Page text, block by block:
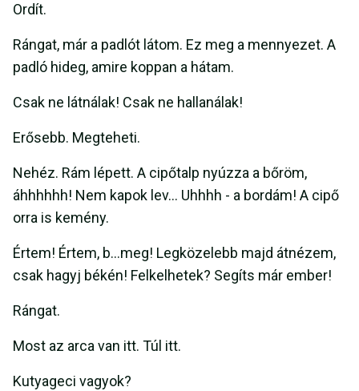
Ordít.
Rángat, már a padlót látom. Ez meg a mennyezet. A
padló hideg, amire koppan a hátam.
Csak ne látnálak! Csak ne hallanálak!
Erősebb. Megteheti.
Nehéz. Rám lépett. A cipőtalp nyúzza a bőröm,
áhhhhhh! Nem kapok lev… Uhhhh - a bordám! A cipő
orra is kemény.
Értem! Értem, b...meg! Legközelebb majd átnézem,
csak hagyj békén! Felkelhetek? Segíts már ember!
Rángat.
Most az arca van itt. Túl itt.
Kutyageci vagyok?